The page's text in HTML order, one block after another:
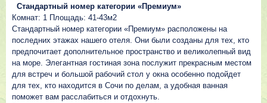
Стандартный номер категории «Премиум»
Комнат: 1 Площадь: 41-43м2
Стандартный номер категории «Премиум» расположены на
последних этажах нашего отеля. Они были созданы для тех, кто
предпочитает дополнительное пространство и великолепный вид
на море. Элегантная гостиная зона послужит прекрасным местом
для встреч и большой рабочий стол у окна особенно подойдет
для тех, кто находится в Сочи по делам, а удобная ванная
поможет вам расслабиться и отдохнуть.